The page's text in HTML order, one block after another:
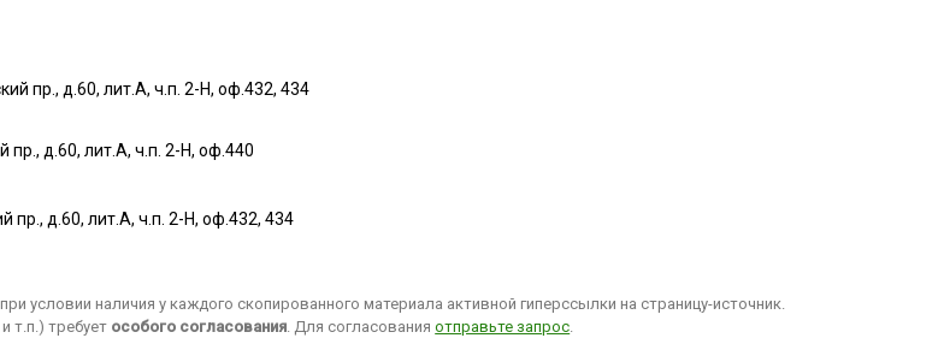
пр., д.60, лит.А, ч.п. 2-Н, оф.432, 434
пр., д.60, лит.А, ч.п. 2-Н, оф.440
пр., д.60, лит.А, ч.п. 2-Н, оф.432, 434
условии наличия у каждого скопированного материала активной гиперссылки на страницу-источник.
т.п.) требует особого согласования. Для согласованияотправьте запрос.